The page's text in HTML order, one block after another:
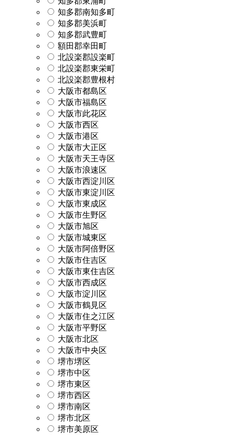
知多郡南知多町
知多郡美浜町
知多郡武豊町
額田郡幸田町
北設楽郡設楽町
北設楽郡東栄町
北設楽郡豊根村
大阪市都島区
大阪市福島区
大阪市此花区
大阪市西区
大阪市港区
大阪市大正区
大阪市天王寺区
大阪市浪速区
大阪市西淀川区
大阪市東淀川区
大阪市東成区
大阪市生野区
大阪市旭区
大阪市城東区
大阪市阿倍野区
大阪市住吉区
大阪市東住吉区
大阪市西成区
大阪市淀川区
大阪市鶴見区
大阪市住之江区
大阪市平野区
大阪市北区
大阪市中央区
堺市堺区
堺市中区
堺市東区
堺市西区
堺市南区
堺市北区
堺市美原区